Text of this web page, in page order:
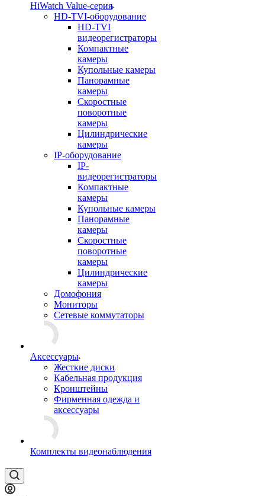
HiWatch Value-серия
HD-TVI-оборудование
HD-TVI
видеорегистраторы
Компактные
камеры
Купольные камеры
Панорамные
камеры
Скоростные
поворотные
камеры
Цилиндрические
камеры
IP-оборудование
IP-
видеорегистраторы
Компактные
камеры
Купольные камеры
Панорамные
камеры
Скоростные
поворотные
камеры
Цилиндрические
камеры
Домофония
Мониторы
Сетевые коммутаторы
Аксессуары
Жесткие диски
Кабельная продукция
Кронштейны
Фирменная одежда и
аксессуары
Комплекты видеонаблюдения